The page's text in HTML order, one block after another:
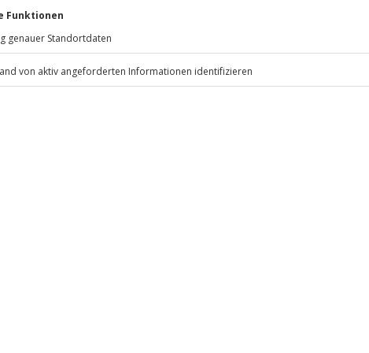
Vormittag des Anreisetages in
jederzeit formell im Hotel
Uhr) und erhaltet dann die
vegetarisch) auf Anfrage
Zusatzkosten vor Ort
Jochen SchweizerGmbH
Mühldorfstraße 8
81671 München
außer an bundesweiten